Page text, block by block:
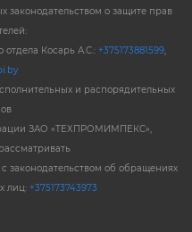
о защите прав
Косарь А.С.: +375173881599,
и распорядительных
ЗАО «ТЕХПРОМИМПЕКС»,
законодательством об обращениях
лиц: +375173743973